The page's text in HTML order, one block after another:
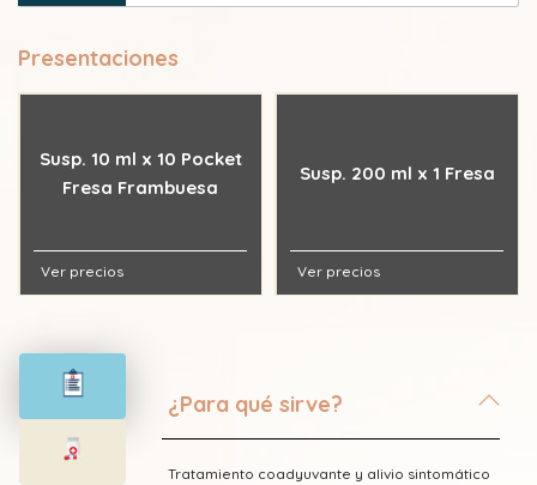
Presentaciones
Susp. 10 ml x 10 Pocket
Fresa Frambuesa
Ver precios
Susp. 200 ml x 1 Fresa
Ver precios
¿Para qué sirve?
Tratamiento coadyuvante y alivio sintomático